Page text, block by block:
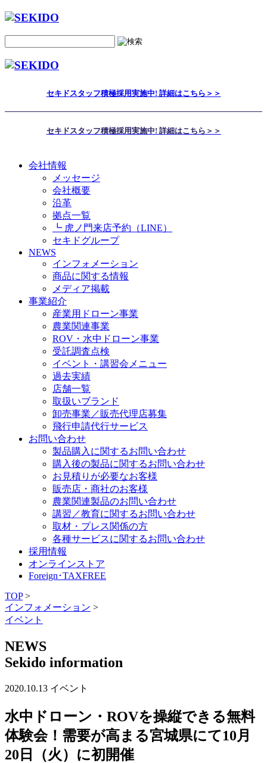
セキドスタッフ積極採用実施中! 詳細はこちら＞＞
セキドスタッフ積極採用実施中! 詳細はこちら＞＞
会社情報
メッセージ
会社概要
沿革
拠点一覧
┗ 虎ノ門来店予約（LINE）
セキドグループ
NEWS
インフォメーション
商品に関する情報
メディア掲載
事業紹介
産業用ドローン事業
農業関連事業
ROV・水中ドローン事業
受託調査点検
イベント・講習会メニュー
過去実績
店舗一覧
取扱いブランド
卸売事業／販売代理店募集
飛行申請代行サービス
お問い合わせ
製品購入に関するお問い合わせ
購入後の製品に関するお問い合わせ
お見積りが必要なお客様
販売店・商社のお客様
農業関連製品のお問い合わせ
講習／教育に関するお問い合わせ
取材・プレス関係の方
各種サービスに関するお問い合わせ
採用情報
オンラインストア
Foreign･TAXFREE
TOP>
インフォメーション >
イベント
NEWS
Sekido information
2020.10.13 イベント
水中ドローン・ROVを操縦できる無料
体験会！需要が高まる宮城県にて10月
20日（火）に初開催